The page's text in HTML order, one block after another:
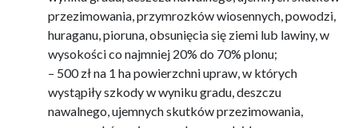
przezimowania, przymrozków wiosennych, powodzi,
huraganu, pioruna, obsunięcia się ziemi lub lawiny, w
wysokości co najmniej 20% do 70% plonu;
– 500 zł na 1 ha powierzchni upraw, w których
wystąpiły szkody w wyniku gradu, deszczu
nawalnego, ujemnych skutków przezimowania,